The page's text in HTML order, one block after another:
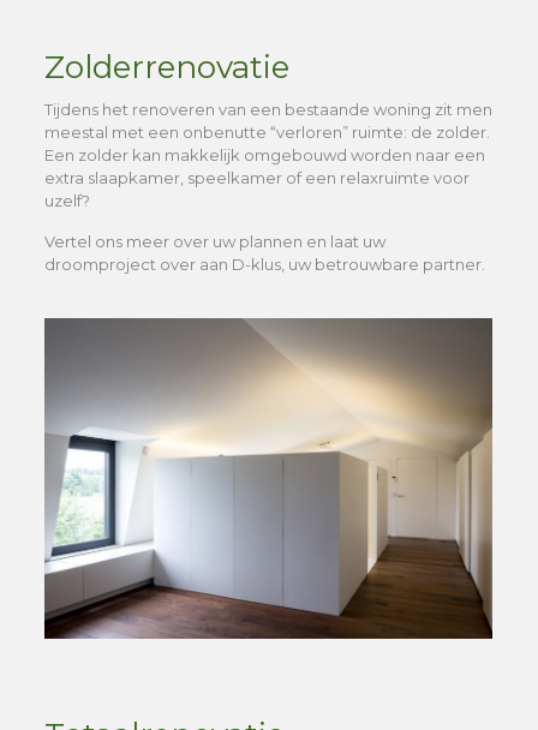
Zolderrenovatie
Tijdens het renoveren van een bestaande woning zit men
meestal met een onbenutte “verloren” ruimte: de zolder.
Een zolder kan makkelijk omgebouwd worden naar een
extra slaapkamer, speelkamer of een relaxruimte voor
uzelf?
Vertel ons meer over uw plannen en laat uw
droomproject over aan D-klus, uw betrouwbare partner.